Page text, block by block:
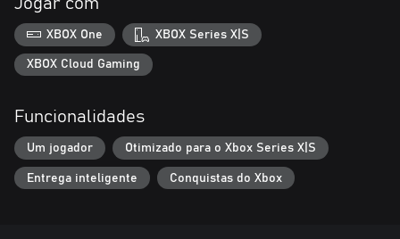
Jogar com
XBOX One XBOX Series X|S
XBOX Cloud Gaming
Funcionalidades
Um jogador Otimizado para o Xbox Series X|S
Entrega inteligente Conquistas do Xbox